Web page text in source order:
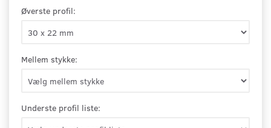
Øverste profil:
Mellem stykke:
Underste profil liste: